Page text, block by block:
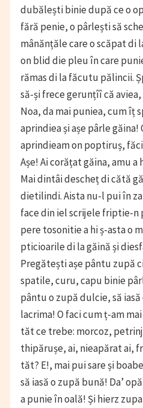
dubălești binie după ce o
fără penie, o pârlești să
mânănțăle care o scăpat di
on blid die pleu în care
rămas di la făcutu pălincii.
să-și frece gerunțîî că
Noa, da mai puniea, cum îț
aprindiea și așe pârle găina!
aprindieam on poptiruș,
Așe! Ai corățat găina, amu
Mai dintâi descheț di cătă
dietilindi. Aista nu-l pui în
face din iel scrijele friptie-n
pere tosonitie a hi ș-asta o
pticioarile di la găină și
Pregătești așe pântu zupă
spatile, curu, capu binie
pântu o zupă dulcie, să
lacrima! O faci cum ț-am
tăt ce trebe: morcoz,
thipărușe, ai, nieapărat ai,
tăt? E!, mai pui sare și
să iasă o zupă bună! Da’
a punie în oală! Și hierz